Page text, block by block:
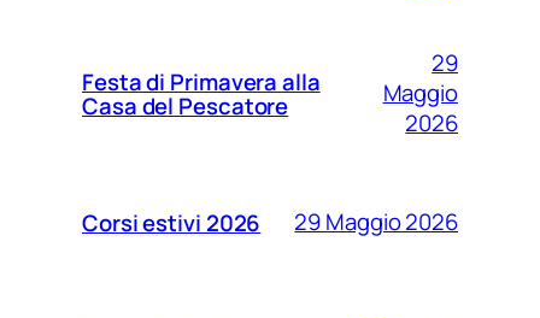
Festa di Primavera alla
Casa del Pescatore
29
Maggio
2026
Corsi estivi 2026 29 Maggio 2026